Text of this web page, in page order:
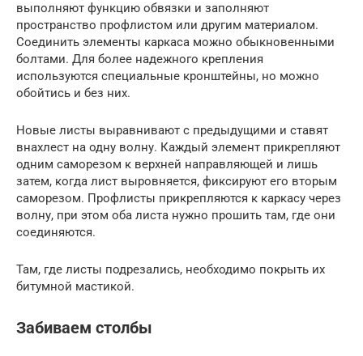
выполняют функцию обвязки и заполняют
пространство профлистом или другим материалом.
Соединить элементы каркаса можно обыкновенными
болтами. Для более надежного крепления
используются специальные кронштейны, но можно
обойтись и без них.
Новые листы выравнивают с предыдущими и ставят
внахлест на одну волну. Каждый элемент прикрепляют
одним саморезом к верхней направляющей и лишь
затем, когда лист выровняется, фиксируют его вторым
саморезом. Профлисты прикрепляются к каркасу через
волну, при этом оба листа нужно прошить там, где они
соединяются.
Там, где листы подрезались, необходимо покрыть их
битумной мастикой.
Забиваем столбы